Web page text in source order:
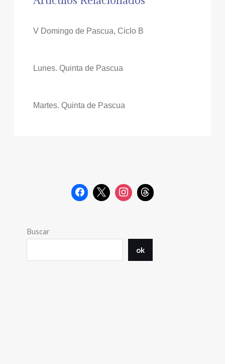
V Domingo de Pascua, Ciclo B
Lunes. Quinta de Pascua
Martes. Quinta de Pascua
Buscar
ok